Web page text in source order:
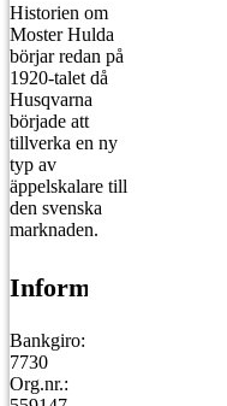
Historien om
Moster Hulda
börjar redan på
1920-talet då
Husqvarna
började att
tillverka en ny
typ av
äppelskalare till
den svenska
marknaden.
Information
Bankgiro: 671-
7730
Org.nr.: